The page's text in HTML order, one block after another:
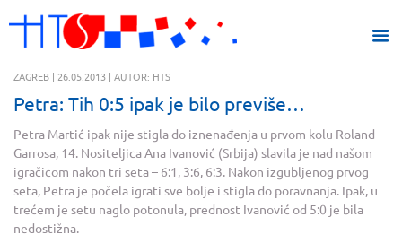
ZAGREB | 26.05.2013 | AUTOR: HTS
Petra: Tih 0:5 ipak je bilo previše…
Petra Martić ipak nije stigla do iznenađenja u prvom kolu Roland
Garrosa, 14. Nositeljica Ana Ivanović (Srbija) slavila je nad našom
igračicom nakon tri seta – 6:1, 3:6, 6:3. Nakon izgubljenog prvog
seta, Petra je počela igrati sve bolje i stigla do poravnanja. Ipak, u
trećem je setu naglo potonula, prednost Ivanović od 5:0 je bila
nedostižna.